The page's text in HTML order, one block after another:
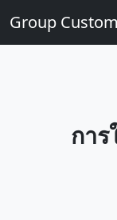
Group
กา